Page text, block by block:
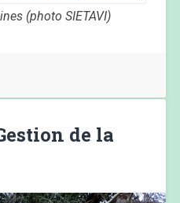
(photo SIETAVI)
de la